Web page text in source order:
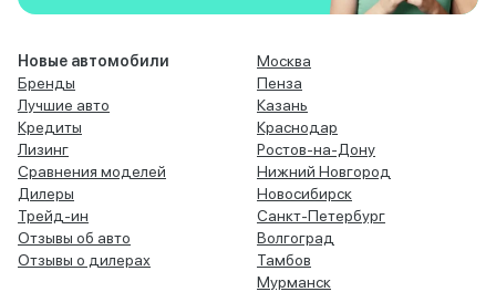
Новые автомобили
Бренды
Лучшие авто
Кредиты
Лизинг
Сравнения моделей
Дилеры
Трейд-ин
Отзывы об авто
Отзывы о дилерах
Москва
Пенза
Казань
Краснодар
Ростов-на-Дону
Нижний Новгород
Новосибирск
Санкт-Петербург
Волгоград
Тамбов
Мурманск